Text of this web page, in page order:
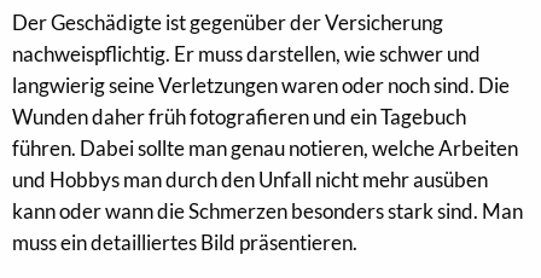
Der Geschädigte ist gegenüber der Versicherung
nachweispflichtig. Er muss darstellen, wie schwer und
langwierig seine Verletzungen waren oder noch sind. Die
Wunden daher früh fotografieren und ein Tagebuch
führen. Dabei sollte man genau notieren, welche Arbeiten
und Hobbys man durch den Unfall nicht mehr ausüben
kann oder wann die Schmerzen besonders stark sind. Man
muss ein detailliertes Bild präsentieren.